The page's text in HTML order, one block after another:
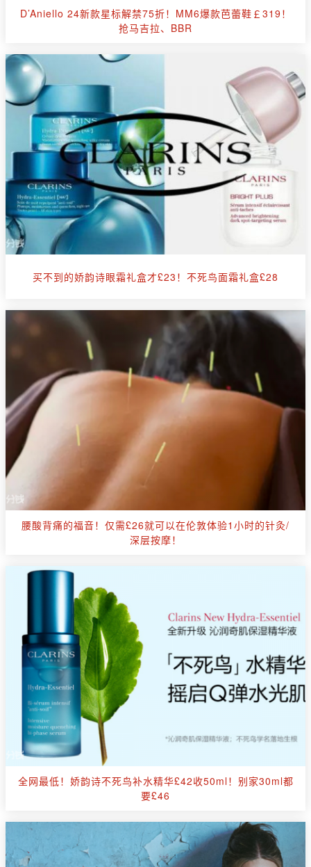
D’Aniello 24新款星标解禁75折！MM6爆款芭蕾鞋￡319！
抢马吉拉、BBR
买不到的娇韵诗眼霜礼盒才£23！不死鸟面霜礼盒£28
腰酸背痛的福音！仅需£26就可以在伦敦体验1小时的针灸/
深层按摩！
全网最低！娇韵诗不死鸟补水精华£42收50ml！别家30ml都
要£46